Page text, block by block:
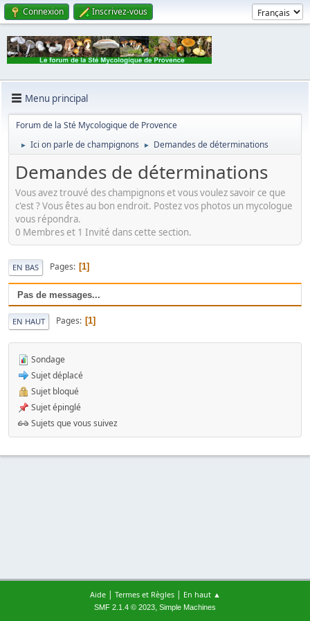
Connexion Inscrivez-vous
Menu principal
Forum de la Sté Mycologique de Provence
► Ici on parle de champignons ► Demandes de déterminations
Demandes de déterminations
Vous avez trouvé des champignons et vous voulez savoir ce que
c'est ? Vous êtes au bon endroit. Postez vos photos un mycologue
vous répondra.
0 Membres et 1 Invité dans cette section.
EN BAS Pages 1
Pas de messages...
EN HAUT Pages 1
Sondage
Sujet déplacé
Sujet bloqué
Sujet épinglé
Sujets que vous suivez
Aide| Termes et Règles| En haut ▲
SMF 2.1.4 © 2023, Simple Machines